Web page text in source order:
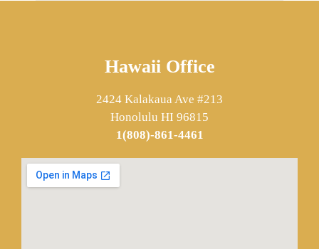
Hawaii Office
2424 Kalakaua Ave #213
Honolulu HI 96815
1(808)-861-4461